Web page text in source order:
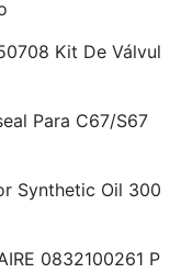
Kit De Válvul
Para C67/S67
Synthetic Oil 300
0832100261 P